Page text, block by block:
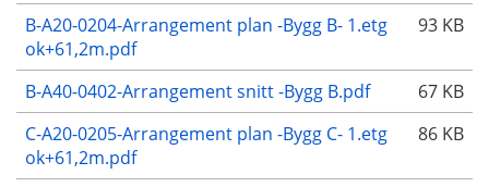
B-A20-0204-Arrangement plan -Bygg B- 1.etg
ok+61,2m.pdf
93 KB
B-A40-0402-Arrangement snitt -Bygg B.pdf
67 KB
C-A20-0205-Arrangement plan -Bygg C- 1.etg
ok+61,2m.pdf
86 KB